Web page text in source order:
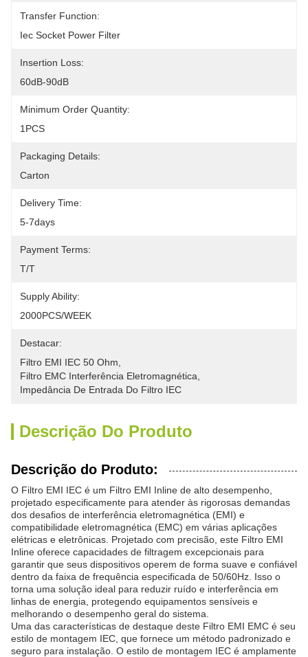
Transfer Function:
Iec Socket Power Filter
Insertion Loss:
60dB-90dB
Minimum Order Quantity:
1PCS
Packaging Details:
Carton
Delivery Time:
5-7days
Payment Terms:
T/T
Supply Ability:
2000PCS/WEEK
Destacar:
Filtro EMI IEC 50 Ohm
Filtro EMC Interferência Eletromagnética
Impedância De Entrada Do Filtro IEC
Descrição Do Produto
Descrição do Produto:
O Filtro EMI IEC é um Filtro EMI Inline de alto desempenho,
projetado especificamente para atender às rigorosas demandas
dos desafios de interferência eletromagnética (EMI) e
compatibilidade eletromagnética (EMC) em várias aplicações
elétricas e eletrônicas. Projetado com precisão, este Filtro EMI
Inline oferece capacidades de filtragem excepcionais para
garantir que seus dispositivos operem de forma suave e confiável
dentro da faixa de frequência especificada de 50/60Hz. Isso o
torna uma solução ideal para reduzir ruído e interferência em
linhas de energia, protegendo equipamentos sensíveis e
melhorando o desempenho geral do sistema.
Uma das características de destaque deste Filtro EMI EMC é seu
estilo de montagem IEC, que fornece um método padronizado e
seguro para instalação. O estilo de montagem IEC é amplamente